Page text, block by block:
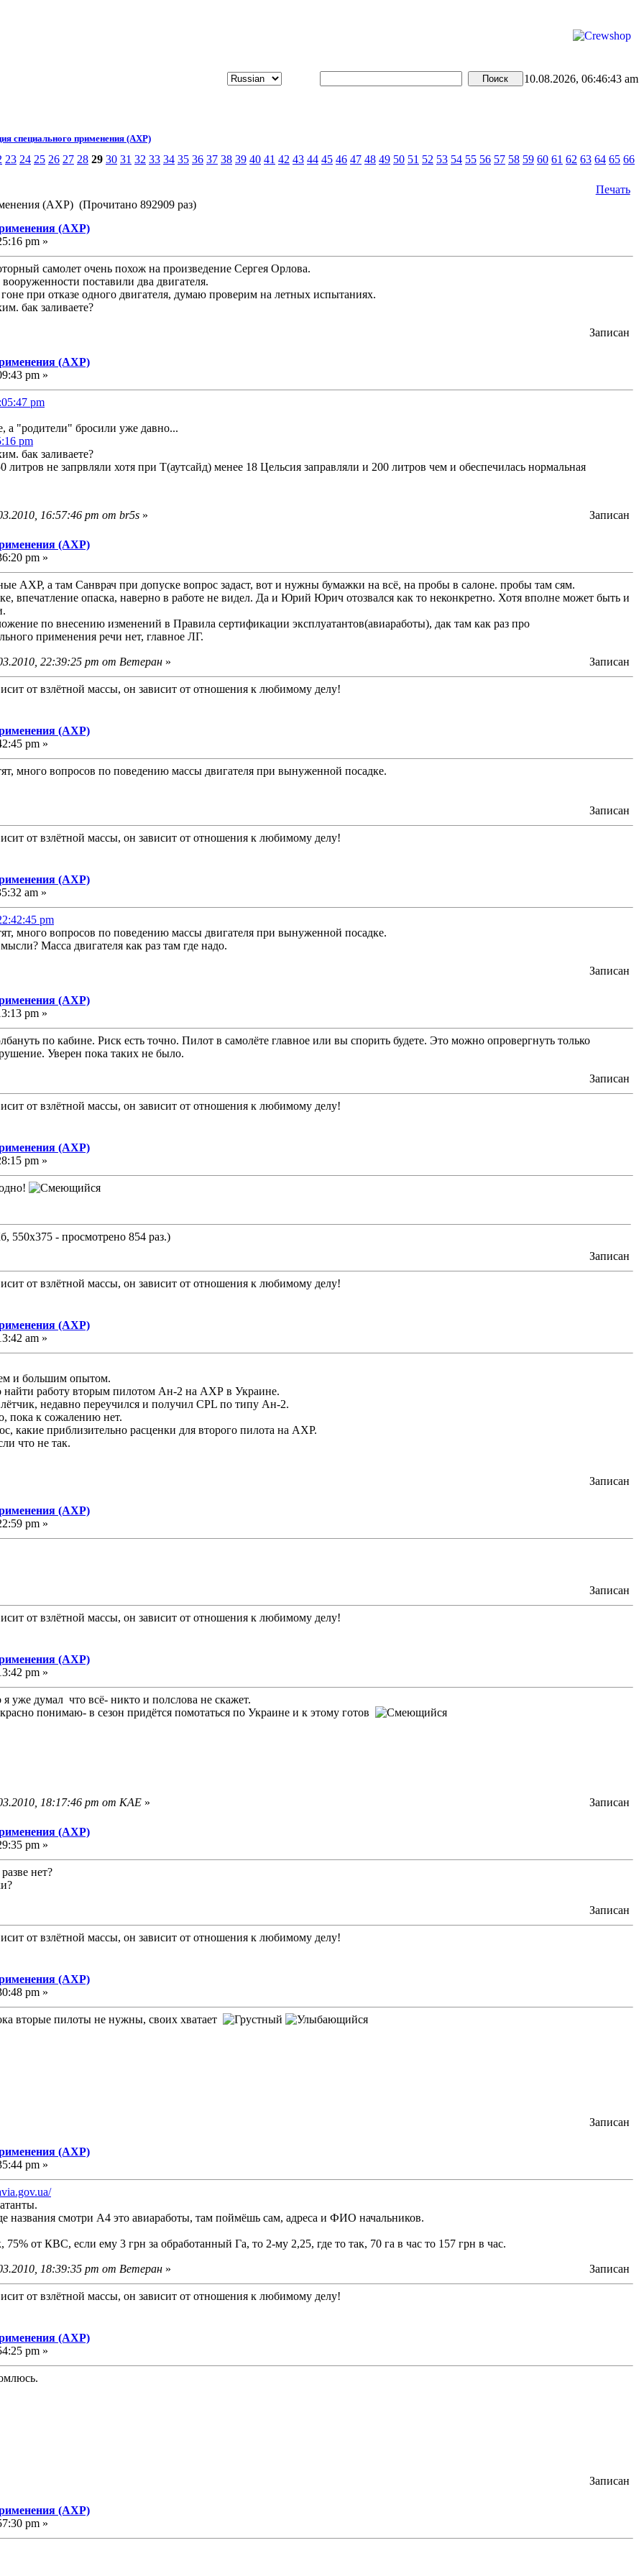
10.08.2026, 06:46:43 am
специального применения (АХР)
23 24 25 26 27 28 29 30 31 32 33 34 35 36 37 38 39 40 41 42 43 44 45 46 47 48 49 50 51 52 53 54 55 56 57 58 59 60 61 62 63 64 65 66
Печать
(АХР) (Прочитано 892909 раз)
(АХР)
pm »
самолет очень похож на произведение Сергея Орлова.
поставили два двигателя.
гоне при отказе одного двигателя, думаю проверим на летных испытаниях.
бак заливаете?
Записан
(АХР)
pm »
pm
а "родители" бросили уже давно...
pm
бак заливаете?
литров не запрвляли хотя при Т(аутсайд) менее 18 Цельсия заправляли и 200 литров чем и обеспечилась нормальная
16:57:46 pm от br5s » Записан
(АХР)
pm »
АХР, а там Санврач при допуске вопрос задаст, вот и нужны бумажки на всё, на пробы в салоне. пробы там сям.
впечатление опаска, наверно в работе не видел. Да и Юрий Юрич отозвался как то неконкретно. Хотя вполне может быть и
по внесению изменений в Правила сертификации эксплуатантов(авиаработы), дак там как раз про
применения речи нет, главное ЛГ.
22:39:25 pm от Ветеран » Записан
от взлётной массы, он зависит от отношения к любимому делу!
(АХР)
pm »
много вопросов по поведению массы двигателя при вынуженной посадке.
Записан
от взлётной массы, он зависит от отношения к любимому делу!
(АХР)
am »
pm
много вопросов по поведению массы двигателя при вынуженной посадке.
Масса двигателя как раз там где надо.
Записан
(АХР)
pm »
по кабине. Риск есть точно. Пилот в самолёте главное или вы спорить будете. Это можно опровергнуть только
Уверен пока таких не было.
Записан
от взлётной массы, он зависит от отношения к любимому делу!
(АХР)
pm »
550x375 - просмотрено 854 раз.)
Записан
от взлётной массы, он зависит от отношения к любимому делу!
(АХР)
am »
и большим опытом.
найти работу вторым пилотом Ан-2 на АХР в Украине.
недавно переучился и получил CPL по типу Ан-2.
пока к сожалению нет.
какие приблизительно расценки для второго пилота на АХР.
что не так.
Записан
(АХР)
pm »
Записан
от взлётной массы, он зависит от отношения к любимому делу!
(АХР)
pm »
уже думал что всё- никто и полслова не скажет.
понимаю- в сезон придётся помотаться по Украине и к этому готов
18:17:46 pm от KAE » Записан
(АХР)
pm »
нет?
Записан
от взлётной массы, он зависит от отношения к любимому делу!
(АХР)
pm »
вторые пилоты не нужны, своих хватает
Записан
(АХР)
pm »
названия смотри А4 это авиаработы, там поймёшь сам, адреса и ФИО начальников.
от КВС, если ему 3 грн за обработанный Га, то 2-му 2,25, где то так, 70 га в час то 157 грн в час.
18:39:35 pm от Ветеран » Записан
от взлётной массы, он зависит от отношения к любимому делу!
(АХР)
pm »
Записан
(АХР)
pm »